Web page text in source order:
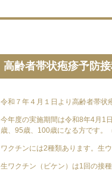
高齢者帯状疱疹予防
令和７年４月１日より高齢者帯状
今年度の実施期間は令和8年4月1
歳、95歳、100歳になる方です。
ワクチンには2種類あります。生
生ワクチン（ビケン）は1回の接